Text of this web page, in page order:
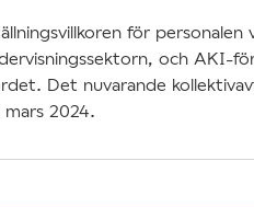
för
och AKI-
Det nuvarande
2024.